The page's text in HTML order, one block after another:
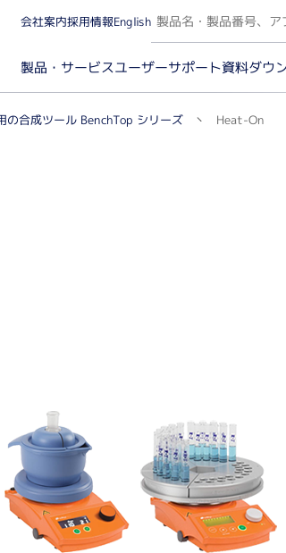
会社案内採用情報English
製品・サービスユーザーサポート資料ダウ
）・解析ソフトウェア
有機合成・濃縮装
有機合成装置
遠心エバポレータ
凍結乾燥機
の合成ツール BenchTop シリーズ Heat-On